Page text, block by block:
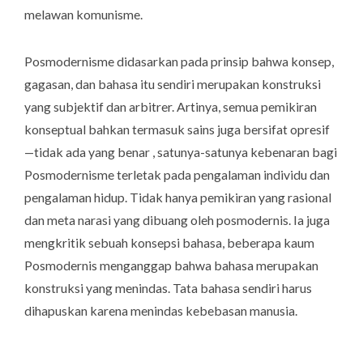
melawan komunisme.
Posmodernisme didasarkan pada prinsip bahwa konsep,
gagasan, dan bahasa itu sendiri merupakan konstruksi
yang subjektif dan arbitrer. Artinya, semua pemikiran
konseptual bahkan termasuk sains juga bersifat opresif
—tidak ada yang benar , satunya-satunya kebenaran bagi
Posmodernisme terletak pada pengalaman individu dan
pengalaman hidup. Tidak hanya pemikiran yang rasional
dan meta narasi yang dibuang oleh posmodernis. Ia juga
mengkritik sebuah konsepsi bahasa, beberapa kaum
Posmodernis menganggap bahwa bahasa merupakan
konstruksi yang menindas. Tata bahasa sendiri harus
dihapuskan karena menindas kebebasan manusia.